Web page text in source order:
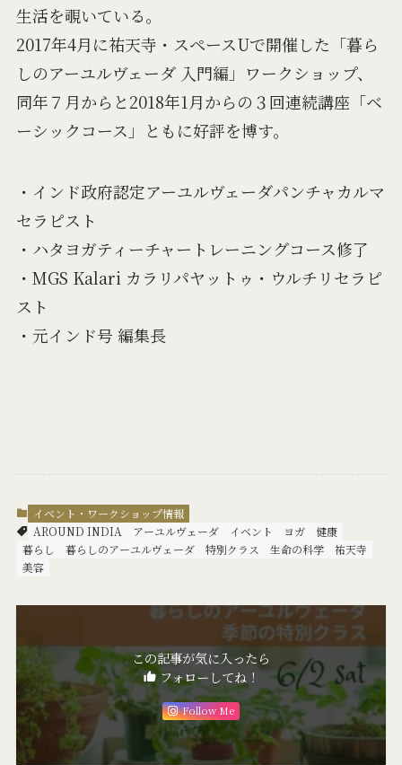
生活を覗いている。
2017年4月に祐天寺・スペースUで開催した「暮ら
しのアーユルヴェーダ 入門編」ワークショップ、
同年７月からと2018年1月からの３回連続講座「ベ
ーシックコース」ともに好評を博す。
・インド政府認定アーユルヴェーダパンチャカルマ
セラピスト
・ハタヨガティーチャートレーニングコース修了
・MGS Kalari カラリパヤットゥ・ウルチリセラピ
スト
・元インド号 編集長
イベント・ワークショップ情報
AROUND INDIA
アーユルヴェーダ イベント ヨガ
健康
暮らし
暮らしのアーユルヴェーダ 特別クラス 生命の科学
祐天寺
美容
この記事が気に入ったら
フォローしてね！
Follow Me